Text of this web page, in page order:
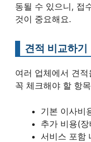
동될 수 있으니, 접
것이 중요해요.
견적 비교하기
여러 업체에서 견
꼭 체크해야 할 항
기본 이사비
추가 비용(
서비스 포함